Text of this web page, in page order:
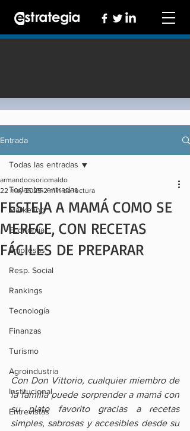
Entrada
Todas las entradas
Marketing
Economía
Empresas
Resp. Social
Rankings
Tecnología
Finanzas
Turismo
Agroindustria
Institucional
Entrevistas
Todas las entradas
FESTEJA A MAMÁ COMO SE
MERECE, CON RECETAS
FÁCILES DE PREPARAR
armandoosoriomaldo
22 may 2025 2 min de lectura
Con Don Vittorio, cualquier miembro de
la familia puede sorprender a mamá con
su plato favorito gracias a recetas
simples, sabrosas y accesibles desde su